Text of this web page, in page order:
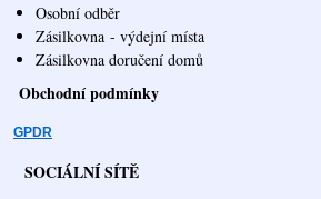
Osobní odběr
Zásilkovna - výdejní místa
Zásilkovna doručení domů
Obchodní podmínky
GPDR
SOCIÁLNÍ SÍTĚ